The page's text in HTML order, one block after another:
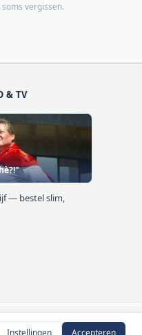
Instellingen Accepteren
vergissen.
& TV
— bestel slim,